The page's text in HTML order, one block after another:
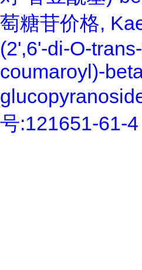
萄糖苷价格,
(2',6'-di-O-
coumaroyl)-
号:121651-61-4